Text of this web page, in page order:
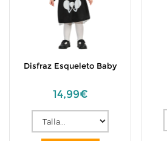
Disfraz Esqueleto Baby
14,99€